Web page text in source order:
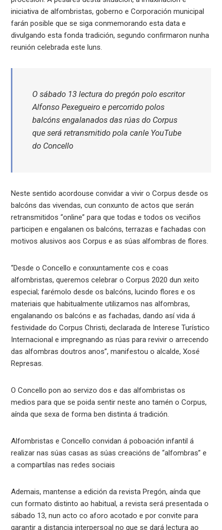
iniciativa de alfombristas, goberno e Corporación municipal
farán posible que se siga conmemorando esta data e
divulgando esta fonda tradición, segundo confirmaron nunha
reunión celebrada este luns.
O sábado 13 lectura do pregón polo escritor
Alfonso Pexegueiro e percorrido polos
balcóns engalanados das rúas do Corpus
que será retransmitido pola canle YouTube
do Concello
Neste sentido acordouse convidar a vivir o Corpus desde os
balcóns das vivendas, cun conxunto de actos que serán
retransmitidos “online” para que todas e todos os veciños
participen e engalanen os balcóns, terrazas e fachadas con
motivos alusivos aos Corpus e as súas alfombras de flores.
“Desde o Concello e conxuntamente cos e coas
alfombristas, queremos celebrar o Corpus 2020 dun xeito
especial; farémolo desde os balcóns, lucindo flores e os
materiais que habitualmente utilizamos nas alfombras,
engalanando os balcóns e as fachadas, dando así vida á
festividade do Corpus Christi, declarada de Interese Turístico
Internacional e impregnando as rúas para revivir o arrecendo
das alfombras doutros anos”, manifestou o alcalde, Xosé
Represas.
O Concello pon ao servizo dos e das alfombristas os
medios para que se poida sentir neste ano tamén o Corpus,
aínda que sexa de forma ben distinta á tradición.
Alfombristas e Concello convidan á poboación infantil á
realizar nas súas casas as súas creacións de “alfombras” e
a compartilas nas redes sociais
Ademais, mantense a edición da revista Pregón, aínda que
cun formato distinto ao habitual, a revista será presentada o
sábado 13, nun acto co aforo acotado e por convite para
garantir a distancia interpersoal no que se dará lectura ao